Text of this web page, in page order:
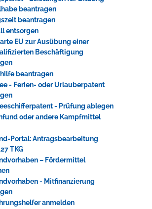
beantragen
beantragen
entsorgen
EU zur Ausübung einer
Beschäftigung
beantragen
- Ferien- oder Urlauberpatent
- Prüfung ablegen
oder andere Kampfmittel
Portal: Antragsbearbeitung
TKG
– Fördermittel
- Mitfinanzierung
anmelden